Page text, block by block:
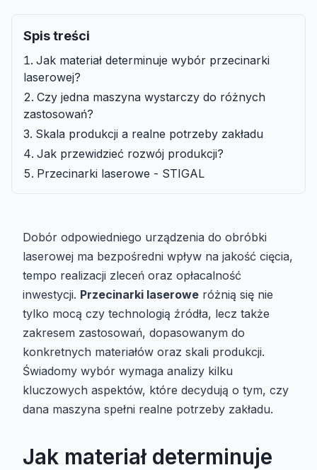
Spis treści
Jak materiał determinuje wybór przecinarki
laserowej?
Czy jedna maszyna wystarczy do różnych
zastosowań?
Skala produkcji a realne potrzeby zakładu
Jak przewidzieć rozwój produkcji?
Przecinarki laserowe - STIGAL
Dobór odpowiedniego urządzenia do obróbki
laserowej ma bezpośredni wpływ na jakość cięcia,
tempo realizacji zleceń oraz opłacalność
inwestycji. Przecinarki laserowe różnią się nie
tylko mocą czy technologią źródła, lecz także
zakresem zastosowań, dopasowanym do
konkretnych materiałów oraz skali produkcji.
Świadomy wybór wymaga analizy kilku
kluczowych aspektów, które decydują o tym, czy
dana maszyna spełni realne potrzeby zakładu.
Jak materiał determinuje